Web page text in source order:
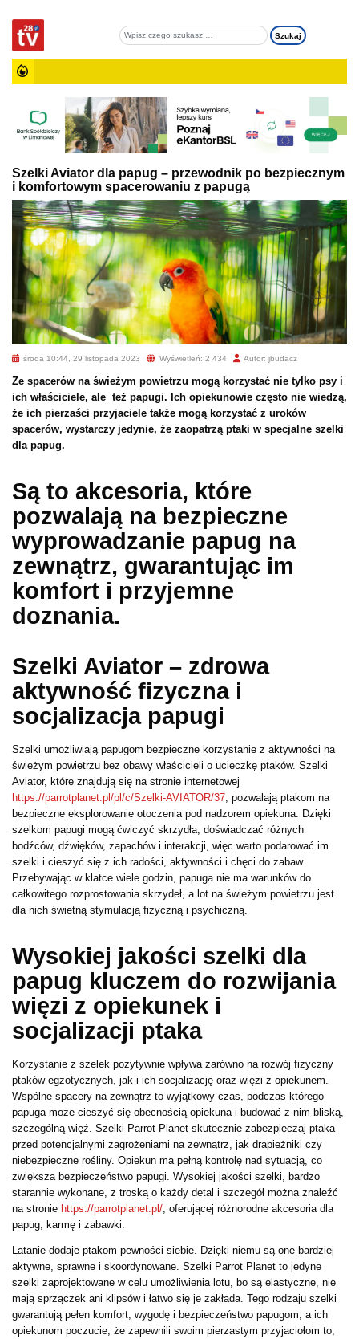
Szelki Aviator dla papug – przewodnik po bezpiecznym
i komfortowym spacerowaniu z papugą
środa 10:44, 29 listopada 2023 Wyświetleń: 2 434 Autor: jbudacz
Ze spacerów na świeżym powietrzu mogą korzystać nie tylko psy i
ich właściciele, ale też papugi. Ich opiekunowie często nie wiedzą,
że ich pierzaści przyjaciele także mogą korzystać z uroków
spacerów, wystarczy jedynie, że zaopatrzą ptaki w specjalne szelki
dla papug.
Są to akcesoria, które
pozwalają na bezpieczne
wyprowadzanie papug na
zewnątrz, gwarantując im
komfort i przyjemne
doznania.
Szelki Aviator – zdrowa
aktywność fizyczna i
socjalizacja papugi
Szelki umożliwiają papugom bezpieczne korzystanie z aktywności na
świeżym powietrzu bez obawy właścicieli o ucieczkę ptaków. Szelki
Aviator, które znajdują się na stronie internetowej
https://parrotplanet.pl/pl/c/Szelki-AVIATOR/37 , pozwalają ptakom na
bezpieczne eksplorowanie otoczenia pod nadzorem opiekuna. Dzięki
szelkom papugi mogą ćwiczyć skrzydła, doświadczać różnych
bodźców, dźwięków, zapachów i interakcji, więc warto podarować im
szelki i cieszyć się z ich radości, aktywności i chęci do zabaw.
Przebywając w klatce wiele godzin, papuga nie ma warunków do
całkowitego rozprostowania skrzydeł, a lot na świeżym powietrzu jest
dla nich świetną stymulacją fizyczną i psychiczną.
Wysokiej jakości szelki dla
papug kluczem do rozwijania
więzi z opiekunek i
socjalizacji ptaka
Korzystanie z szelek pozytywnie wpływa zarówno na rozwój fizyczny
ptaków egzotycznych, jak i ich socjalizację oraz więzi z opiekunem.
Wspólne spacery na zewnątrz to wyjątkowy czas, podczas którego
papuga może cieszyć się obecnością opiekuna i budować z nim bliską,
szczególną więź. Szelki Parrot Planet skutecznie zabezpieczaj ptaka
przed potencjalnymi zagrożeniami na zewnątrz, jak drapieżniki czy
niebezpieczne rośliny. Opiekun ma pełną kontrolę nad sytuacją, co
zwiększa bezpieczeństwo papugi. Wysokiej jakości szelki, bardzo
starannie wykonane, z troską o każdy detal i szczegół można znaleźć
na stronie https://parrotplanet.pl/ , oferującej różnorodne akcesoria dla
papug, karmę i zabawki.
Latanie dodaje ptakom pewności siebie. Dzięki niemu są one bardziej
aktywne, sprawne i skoordynowane. Szelki Parrot Planet to jedyne
szelki zaprojektowane w celu umożliwienia lotu, bo są elastyczne, nie
mają sprzączek ani klipsów i łatwo się je zakłada. Tego rodzaju szelki
gwarantują pełen komfort, wygodę i bezpieczeństwo papugom, a ich
opiekunom poczucie, że zapewnili swoim pierzastym przyjaciołom to,